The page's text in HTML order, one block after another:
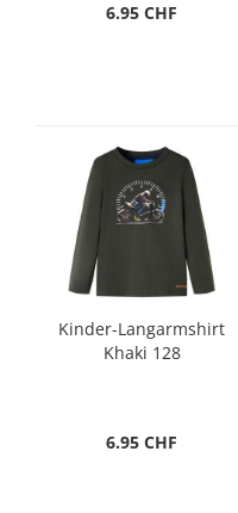
6.95 CHF
Kinder-Langarmshirt
Khaki 128
6.95 CHF